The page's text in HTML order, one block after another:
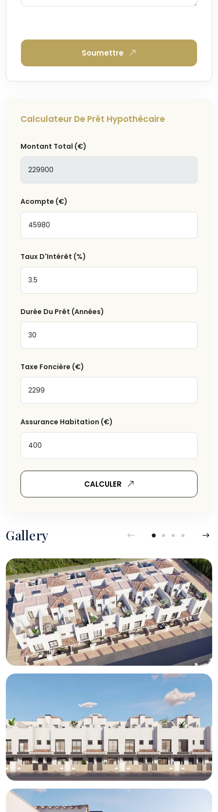
Soumettre
Calculateur De Prêt Hypothécaire
Montant Total (€)
Acompte (€)
Taux D'Intérêt (%)
Durée Du Prêt (Années)
Taxe Foncière (€)
Assurance Habitation (€)
CALCULER
Gallery